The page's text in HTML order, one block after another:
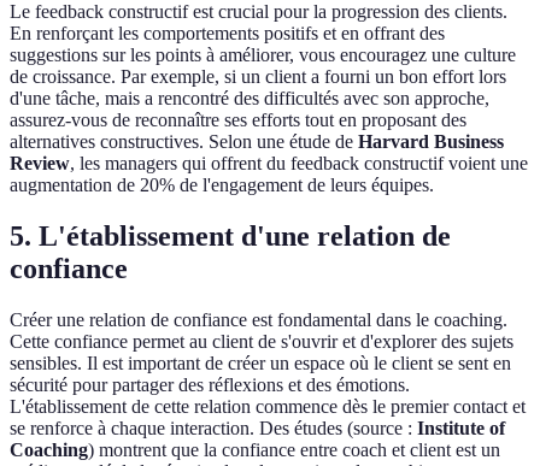
Le feedback constructif est crucial pour la progression des clients.
En renforçant les comportements positifs et en offrant des
suggestions sur les points à améliorer, vous encouragez une culture
de croissance. Par exemple, si un client a fourni un bon effort lors
d'une tâche, mais a rencontré des difficultés avec son approche,
assurez-vous de reconnaître ses efforts tout en proposant des
alternatives constructives. Selon une étude de Harvard Business
Review, les managers qui offrent du feedback constructif voient une
augmentation de 20% de l'engagement de leurs équipes.
5. L'établissement d'une relation de
confiance
Créer une relation de confiance est fondamental dans le coaching.
Cette confiance permet au client de s'ouvrir et d'explorer des sujets
sensibles. Il est important de créer un espace où le client se sent en
sécurité pour partager des réflexions et des émotions.
L'établissement de cette relation commence dès le premier contact et
se renforce à chaque interaction. Des études (source : Institute of
Coaching) montrent que la confiance entre coach et client est un